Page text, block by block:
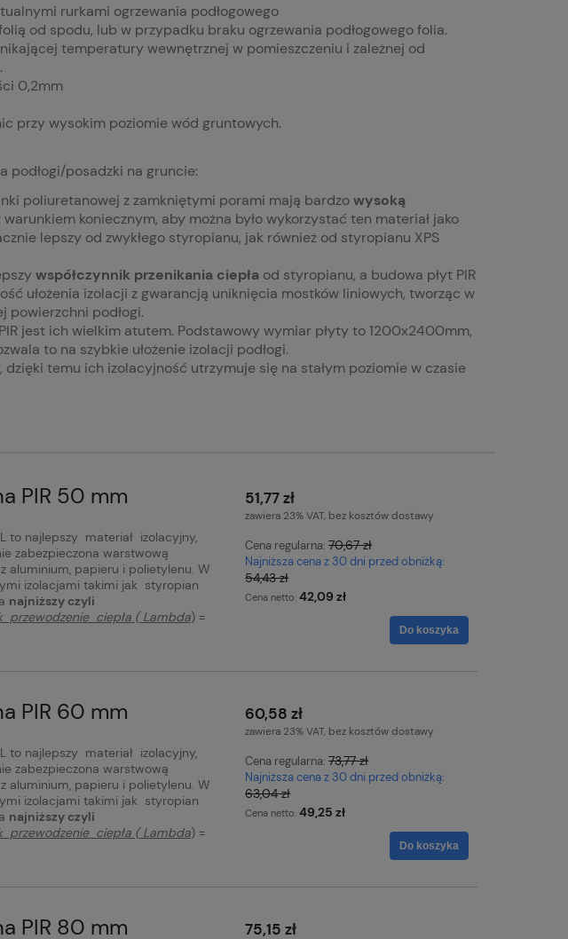
rurkami ogrzewania podłogowego
od spodu, lub w przypadku braku ogrzewania podłogowego folia.
temperatury wewnętrznej w pomieszczeniu i zależnej od
0,2mm
przy wysokim poziomie wód gruntowych.
podłogi/posadzki na gruncie:
poliuretanowej z zamkniętymi porami mają bardzowysoką
koniecznym, aby można było wykorzystać ten materiał jako
lepszy od zwykłego styropianu, jak również od styropianu XPS
współczynnik przenikania ciepła od styropianu, a budowa płyt PIR
ułożenia izolacji z gwarancją uniknięcia mostków liniowych, tworząc w
powierzchni podłogi.
jest ich wielkim atutem. Podstawowy wymiar płyty to 1200x2400mm,
to na szybkie ułożenie izolacji podłogi.
dzięki temu ich izolacyjność utrzymuje się na stałym poziomie w czasie
PIR 50 mm
to najlepszy materiał izolacyjny,
zabezpieczona warstwową
aluminium, papieru i polietylenu. W
izolacjami takimi jak styropian
najniższy czyli
przewodzenie ciepła ( Lambda) =
51,77 zł
zawiera 23% VAT, bez kosztów dostawy
Cena regularna:70,67 zł
Najniższa cena z 30 dni przed obniżką:
54,43 zł
Cena netto:42,09 zł
Do koszyka
PIR 60 mm
to najlepszy materiał izolacyjny,
zabezpieczona warstwową
aluminium, papieru i polietylenu. W
izolacjami takimi jak styropian
najniższy czyli
przewodzenie ciepła ( Lambda) =
60,58 zł
zawiera 23% VAT, bez kosztów dostawy
Cena regularna:73,77 zł
Najniższa cena z 30 dni przed obniżką:
63,04 zł
Cena netto:49,25 zł
Do koszyka
PIR 80 mm 75,15 zł